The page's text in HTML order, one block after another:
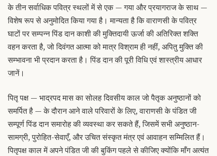
के तीन सर्वाधिक पवित्र स्थलों में से एक — गया और प्रयागराज के साथ —
विशेष रूप से अनुमोदित किया गया है। मान्यता है कि वाराणसी के पवित्र
घाटों पर सम्पन्न पिंड दान काशी की मुक्तिदायी ऊर्जा की अतिरिक्त शक्ति
वहन करता है, जो दिवंगत आत्मा को मात्र विश्राम ही नहीं, अपितु मुक्ति की
सम्भावना भी प्रदान करता है।पिंड दान की पूरी विधि एवं शास्त्रीय आधार
जानें।
पितृ पक्ष — भाद्रपद मास का सोलह दिवसीय काल जो पैतृक अनुष्ठानों को
समर्पित है — के दौरान आने वाले परिवारों के लिए, वाराणसी के पंडित जी
सम्पूर्ण पिंड दान समारोह की व्यवस्था कर सकते हैं, जिसमें सभी अनुष्ठान-
सामग्री, पुरोहित-सेवाएँ, और उचित संस्कृत मंत्र एवं आवाहन सम्मिलित हैं।
पितृपक्ष काल में अपने पंडित जी की बुकिंग पहले से कीजिए क्योंकि माँग अत्यंत